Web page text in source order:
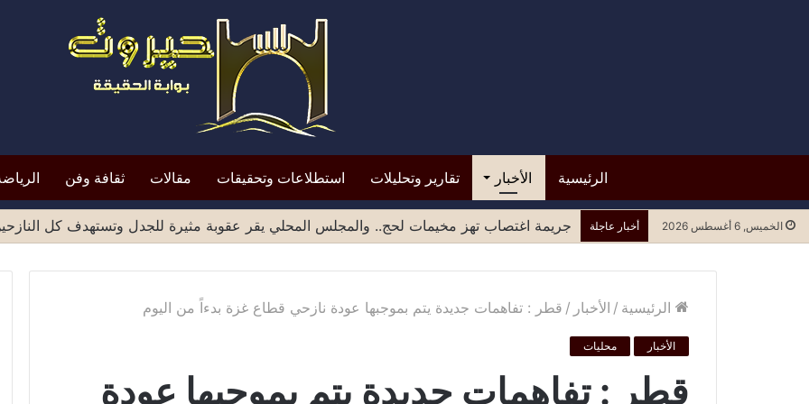
الرئيسية الأخبار تقارير وتحليلات استطلاعات وتحقيقات مقالات ثقافة وفن
الخميس, 6 أغسطس 2026 أخبار عاجلة قرار من حكومة عدن بوقف تعميد الشهادات الصادرة من مناطق صنعاء يثير موجة انتقادات
الرئيسية / الأخبار / قطر : تفاهمات جديدة يتم بموجبها عودة نازحي قطاع غزة بدءاً من اليوم
الأخبار محليات
قطر : تفاهمات جديدة يتم بموجبها عودة